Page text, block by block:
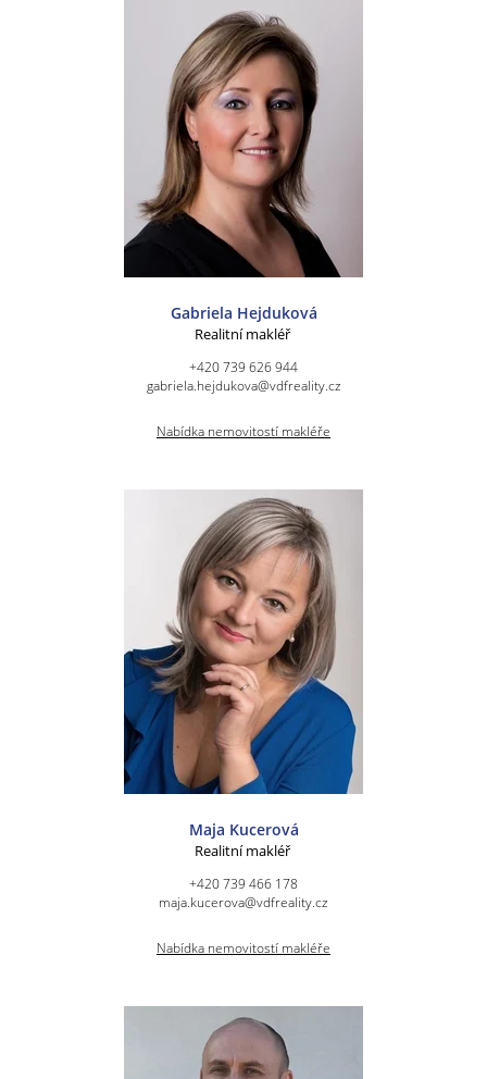
Gabriela Hejduková
Realitní makléř
+420 739 626 944
gabriela.hejdukova@vdfreality.cz
Nabídka nemovitostí makléře
Maja Kucerová
Realitní makléř
+420 739 466 178
maja.kucerova@vdfreality.cz
Nabídka nemovitostí makléře